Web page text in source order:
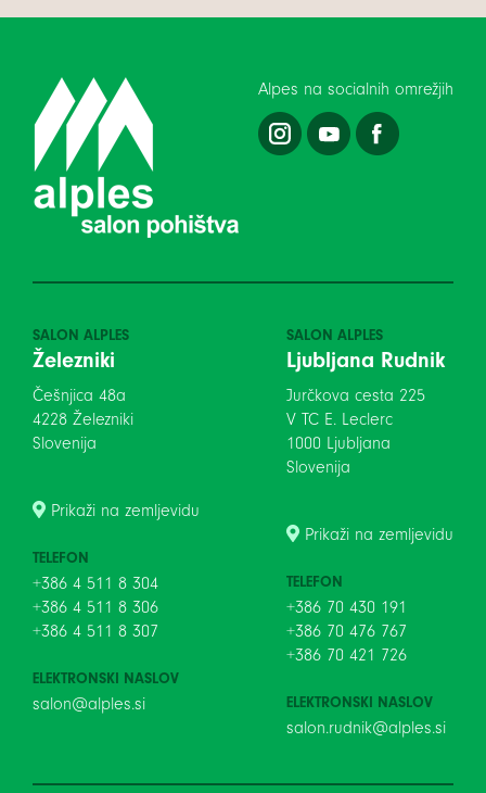
Alpes na socialnih omrežjih
SALON ALPLES
Železniki
Češnjica 48a
4228 Železniki
Slovenija
Prikaži na zemljevidu
TELEFON
+386 4 511 8 304
+386 4 511 8 306
+386 4 511 8 307
ELEKTRONSKI NASLOV
salon@alples.si
SALON ALPLES
Ljubljana Rudnik
Jurčkova cesta 225
V TC E. Leclerc
1000 Ljubljana
Slovenija
Prikaži na zemljevidu
TELEFON
+386 70 430 191
+386 70 476 767
+386 70 421 726
ELEKTRONSKI NASLOV
salon.rudnik@alples.si